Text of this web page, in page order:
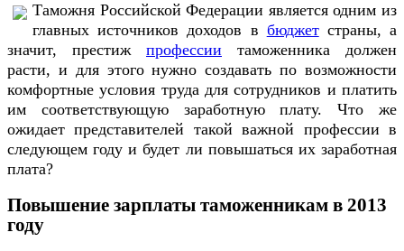
Таможня Российской Федерации является одним из
главных источников доходов в бюджетстраны, а
значит, престиж профессии таможенника должен
расти, и для этого нужно создавать по возможности
комфортные условия труда для сотрудников и платить
им соответствующую заработную плату. Что же
ожидает представителей такой важной профессии в
следующем году и будет ли повышаться их заработная
плата?
Повышение зарплаты таможенникам в 2013
году